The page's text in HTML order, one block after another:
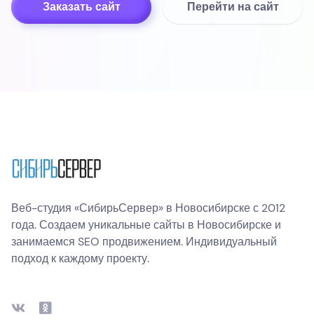
Заказать сайт Перейти на сайт
Веб-студия «СибирьСервер» в Новосибирске с 2012
года. Создаем уникальные сайты в Новосибирске и
занимаемся SEO продвижением. Индивидуальный
подход к каждому проекту.